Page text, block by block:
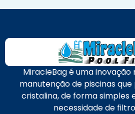
MiracleBag é uma
manutenção de piscinas
cristalina, de forma simples
necessidade de